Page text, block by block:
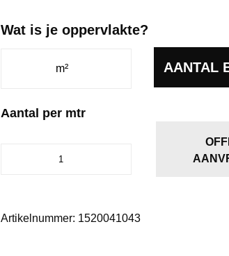
Wat is je oppervlakte?
AANTAL
Aantal per mtr
Artikelnummer: 1520041043